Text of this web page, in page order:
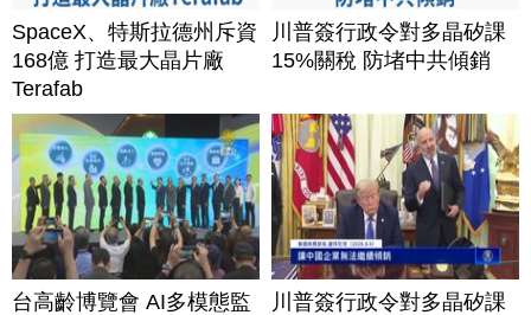
SpaceX、特斯拉德州斥資
168億 打造最大晶片廠
Terafab
川普簽行政令對多晶矽課
15%關稅 防堵中共傾銷
台高齡博覽會 AI多模態監
川普簽行政令對多晶矽課